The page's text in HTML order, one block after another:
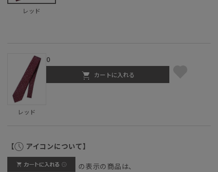
レッド
レッド
0
カートに入れる
【 アイコンについて】
の表示の商品は、